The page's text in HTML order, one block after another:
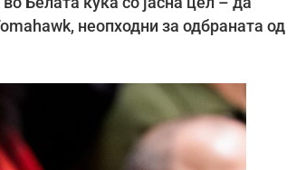
неопходни за одбраната од